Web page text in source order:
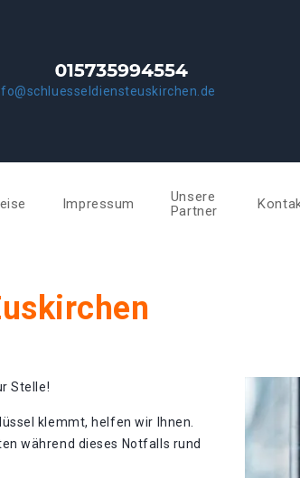
Impressum
Unsere
Partner
Stelle!
klemmt, helfen wir Ihnen.
während dieses Notfalls rund